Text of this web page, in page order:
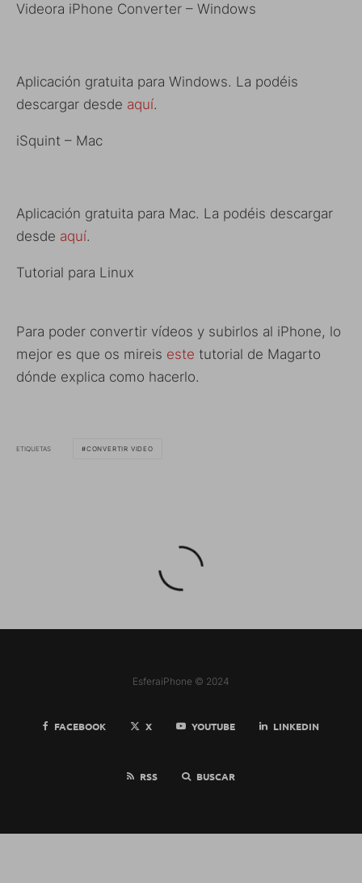
Videora iPhone Converter – Windows
Aplicación gratuita para Windows. La podéis
descargar desde aquí.
iSquint – Mac
Aplicación gratuita para Mac. La podéis descargar
desde aquí.
Tutorial para Linux
Para poder convertir vídeos y subirlos al iPhone, lo
mejor es que os mireis este tutorial de Magarto
dónde explica como hacerlo.
ETIQUETAS CONVERTIR VIDEO
EsferaiPhone © 2024
FACEBOOK X YOUTUBE LINKEDIN
RSS BUSCAR